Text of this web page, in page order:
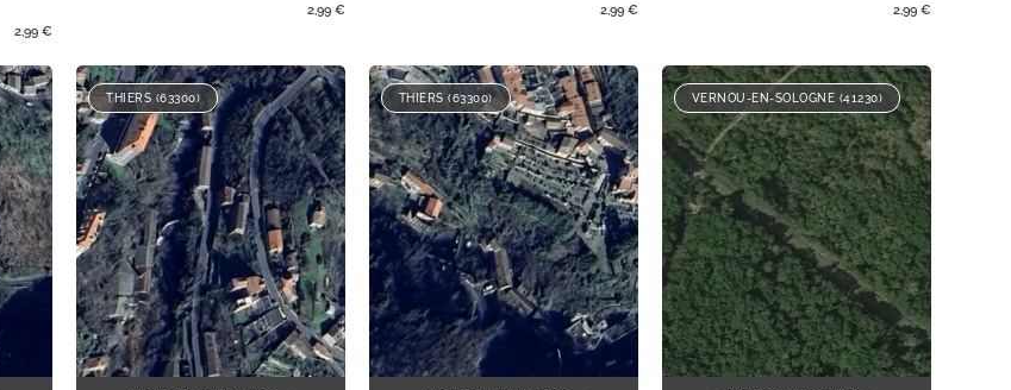
2,99€
2,99 € 2,99 € 2,99 €
THIERS (63300) THIERS (63300) VERNOU-EN-SOLOGNE (41230)